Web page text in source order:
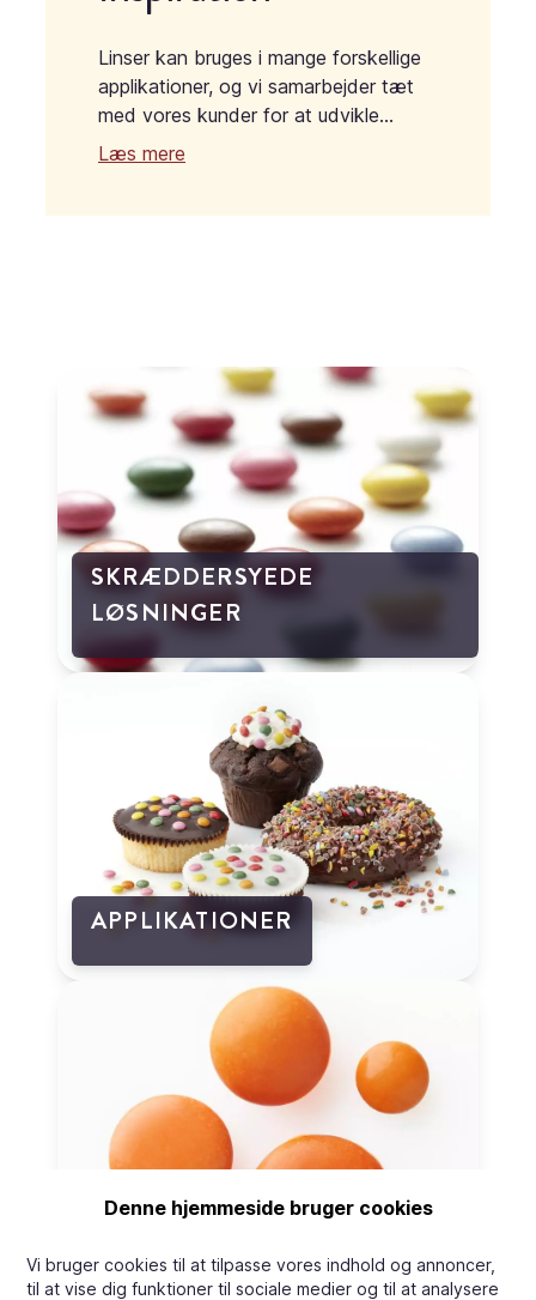
Linser kan bruges i mange forskellige
applikationer, og vi samarbejder tæt
med vores kunder for at udvikle
unikke løsninger til alle formål.
Læs mere
SKRÆDDERSYEDE
LØSNINGER
APPLIKATIONER
LINSETYPER
Denne hjemmeside bruger cookies
Vi bruger cookies til at tilpasse vores indhold og annoncer,
til at vise dig funktioner til sociale medier og til at analysere